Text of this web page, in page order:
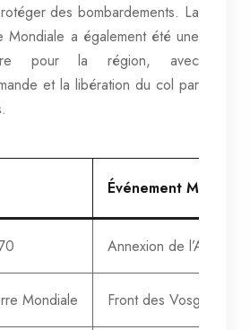
des bombardements. La
Mondiale a également été une
pour la région, avec
et la libération du col par
Événement Marquant
Annexion de l’Alsace-
Mondiale Front des Vosges